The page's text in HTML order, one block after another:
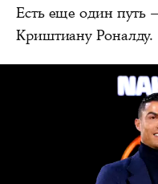
Есть еще один путь
Криштиану Роналду.